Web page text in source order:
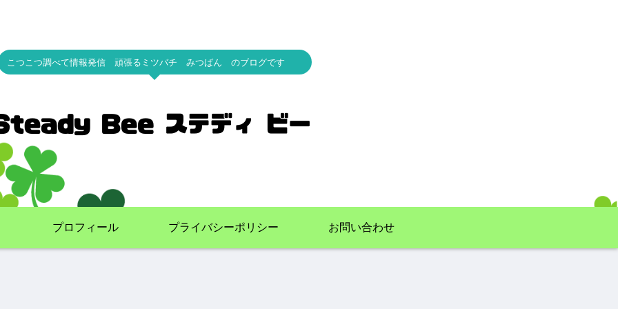
こつこつ調べて情報発信 頑張るミツバチ みつばん のブログです
プロフィール プライバシーポリシー お問い合わせ